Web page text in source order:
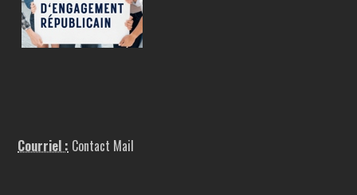
Courriel : Contact Mail